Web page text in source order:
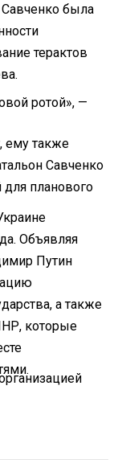
была
терактов
ротой», —
ему также
Савченко
планового
Объявляя
Путин
а также
которые